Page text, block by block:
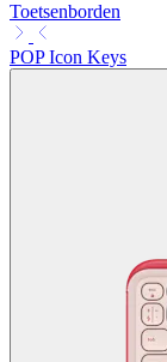
Toetsenborden
POP Icon Keys